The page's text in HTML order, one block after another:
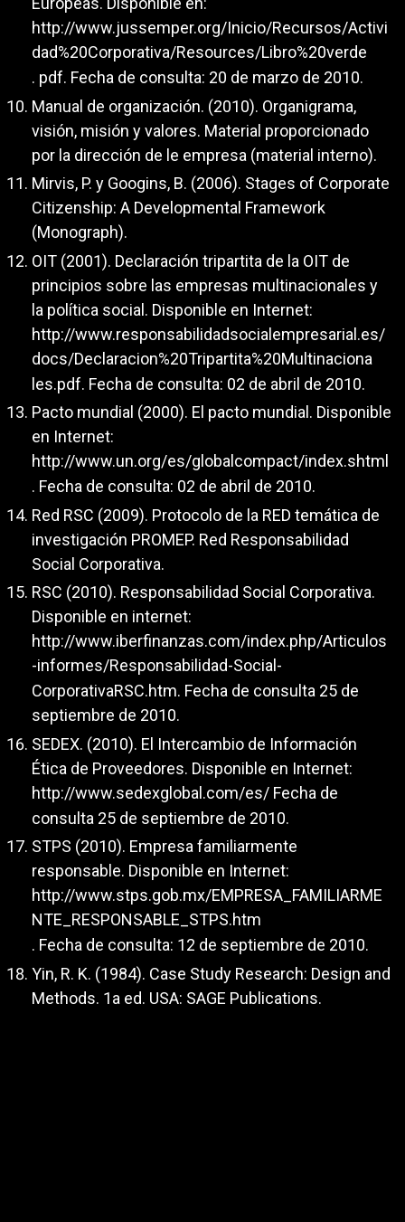
http://www.jussemper.org/Inicio/Recursos/Activi
dad%20Corporativa/Resources/Libro%20verde
. pdf. Fecha de consulta: 20 de marzo de 2010.
Manual de organización. (2010). Organigrama,
visión, misión y valores. Material proporcionado
por la dirección de le empresa (material interno).
Mirvis, P. y Googins, B. (2006). Stages of Corporate
Citizenship: A Developmental Framework
(Monograph).
OIT (2001). Declaración tripartita de la OIT de
principios sobre las empresas multinacionales y
la política social. Disponible en Internet:
http://www.responsabilidadsocialempresarial.es/
docs/Declaracion%20Tripartita%20Multinaciona
les.pdf. Fecha de consulta: 02 de abril de 2010.
Pacto mundial (2000). El pacto mundial. Disponible
en Internet:
http://www.un.org/es/globalcompact/index.shtml
. Fecha de consulta: 02 de abril de 2010.
Red RSC (2009). Protocolo de la RED temática de
investigación PROMEP. Red Responsabilidad
Social Corporativa.
RSC (2010). Responsabilidad Social Corporativa.
Disponible en internet:
http://www.iberfinanzas.com/index.php/Articulos
-informes/Responsabilidad-Social-
CorporativaRSC.htm. Fecha de consulta 25 de
septiembre de 2010.
SEDEX. (2010). El Intercambio de Información
Ética de Proveedores. Disponible en Internet:
http://www.sedexglobal.com/es/ Fecha de
consulta 25 de septiembre de 2010.
STPS (2010). Empresa familiarmente
responsable. Disponible en Internet:
http://www.stps.gob.mx/EMPRESA_FAMILIARME
NTE_RESPONSABLE_STPS.htm
. Fecha de consulta: 12 de septiembre de 2010.
Yin, R. K. (1984). Case Study Research: Design and
Methods. 1a ed. USA: SAGE Publications.